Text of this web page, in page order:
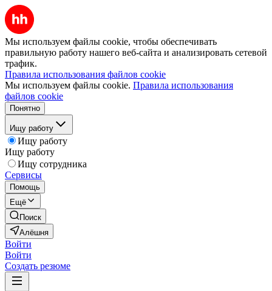
Мы используем файлы cookie, чтобы обеспечивать
правильную работу нашего веб-сайта и анализировать сетевой
трафик.
Правила использования файлов cookie
Мы используем файлы cookie. Правила использования
файлов cookie
Понятно
Ищу работу
Ищу работу
Ищу работу
Ищу сотрудника
Сервисы
Помощь
Ещё
Поиск
Алёшня
Войти
Войти
Создать резюме